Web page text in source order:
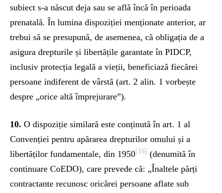
subiect s-a născut deja sau se află încă în perioada
prenatală. În lumina dispoziției menționate anterior, ar
trebui să se presupună, de asemenea, că obligația de a
asigura drepturile și libertățile garantate în PIDCP,
inclusiv protecția legală a vieții, beneficiază fiecărei
persoane indiferent de vârstă (art. 2 alin. 1 vorbește
despre „orice altă împrejurare”).
10. O dispoziție similară este conținută în art. 1 al
Convenției pentru apărarea drepturilor omului și a
libertăților fundamentale, din 1950[16] (denumită în
continuare CoEDO), care prevede că: „Înaltele părți
contractante recunosc oricărei persoane aflate sub